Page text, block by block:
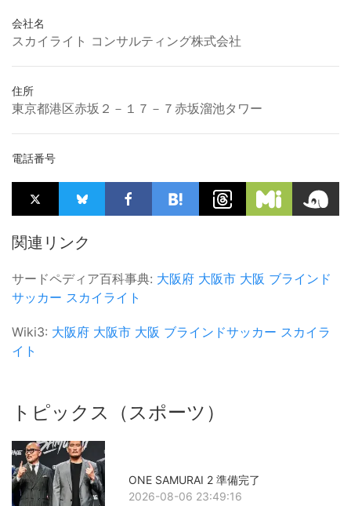
会社名
スカイライト コンサルティング株式会社
住所
東京都港区赤坂２－１７－７赤坂溜池タワー
電話番号
関連リンク
サードペディア百科事典: 大阪府 大阪市 大阪 ブラインド
サッカー スカイライト
Wiki3: 大阪府 大阪市 大阪 ブラインドサッカー スカイラ
イト
トピックス（スポーツ）
ONE SAMURAI 2 準備完了
2026-08-06 23:49:16